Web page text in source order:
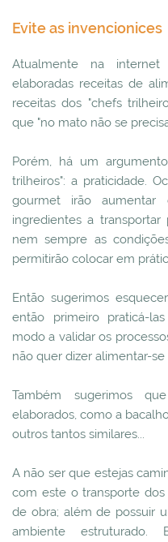
Evite as invencionices
Atualmente na
elaboradas receitas de
receitas dos "chefs
que "no mato não se
Porém, há um
trilheiros": a praticidade.
gourmet irão aumentar
ingredientes a
nem sempre as
permitirão colocar em
Então sugerimos
então primeiro praticá-
modo a validar os
não quer dizer alimentar-
Também sugerimos
elaborados, como a
outros tantos similares...
A não ser que estejas
com este o transporte
de obra; além de possuir
ambiente estruturado.